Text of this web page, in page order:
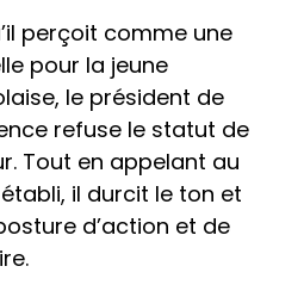
perçoit comme une
pour la jeune
le président de
refuse le statut de
Tout en appelant au
il durcit le ton et
d’action et de